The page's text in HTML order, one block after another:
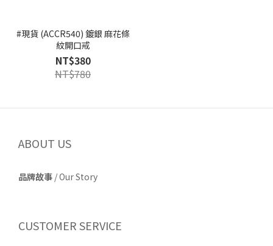
#現貨 (ACCR540) 鍍銀 麻花條
紋開口戒
NT$380
NT$780
ABOUT US
品牌故事 /Our Story
CUSTOMER SERVICE